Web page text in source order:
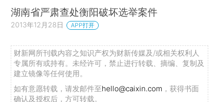
湖南省严肃查处衡阳破坏选举案件
2013年12月28日 APP打开
财新网所刊载内容之知识产权为财新传媒及/或相关权利人
专属所有或持有。未经许可，禁止进行转载、摘编、复制及
建立镜像等任何使用。
如有意愿转载，请发邮件至hello@caixin.com ，获得书面
确认及授权后，方可转载。